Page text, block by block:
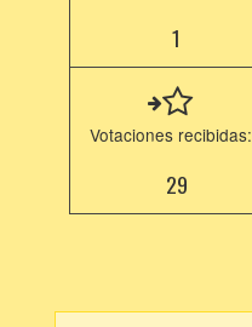
1
Votaciones recibidas:
29